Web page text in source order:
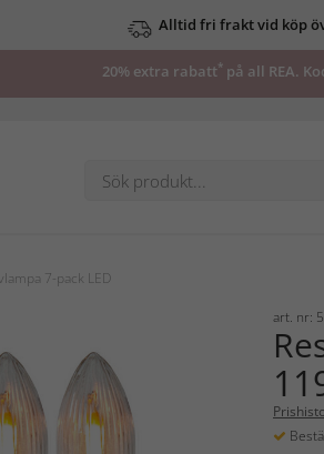
Alltid fri frakt vid köp
20% extra rabatt*på all REA.
7-pack LED
art. nr: